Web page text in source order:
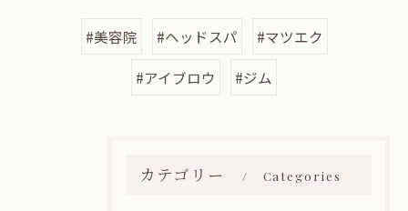
#美容院 #ヘッドスパ #マツエク
#アイブロウ #ジム
カテゴリー Categories